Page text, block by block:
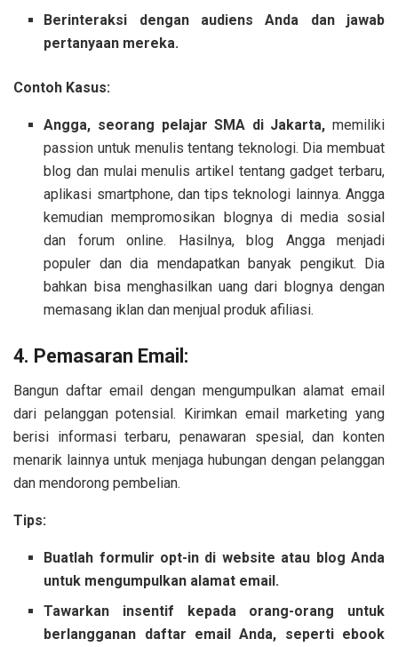
Berinteraksi dengan audiens Anda dan jawab
pertanyaan mereka.
Contoh Kasus:
Angga, seorang pelajar SMA di Jakarta, memiliki
passion untuk menulis tentang teknologi. Dia membuat
blog dan mulai menulis artikel tentang gadget terbaru,
aplikasi smartphone, dan tips teknologi lainnya. Angga
kemudian mempromosikan blognya di media sosial
dan forum online. Hasilnya, blog Angga menjadi
populer dan dia mendapatkan banyak pengikut. Dia
bahkan bisa menghasilkan uang dari blognya dengan
memasang iklan dan menjual produk afiliasi.
4. Pemasaran Email:
Bangun daftar email dengan mengumpulkan alamat email
dari pelanggan potensial. Kirimkan email marketing yang
berisi informasi terbaru, penawaran spesial, dan konten
menarik lainnya untuk menjaga hubungan dengan pelanggan
dan mendorong pembelian.
Tips:
Buatlah formulir opt-in di website atau blog Anda
untuk mengumpulkan alamat email.
Tawarkan insentif kepada orang-orang untuk
berlangganan daftar email Anda, seperti ebook